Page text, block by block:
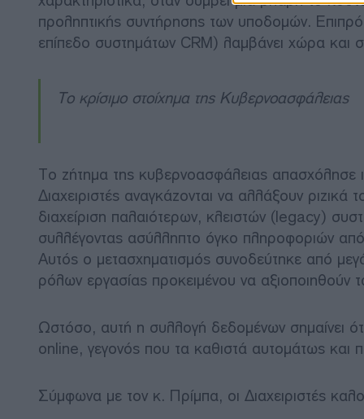
προληπτικής συντήρησης των υποδομών.
επίπεδο συστημάτων CRM) λαμβάνει χώρα και
Το κρίσιμο στοίχημα της Κυβερνοασφάλειας
Το ζήτημα της κυβερνοασφάλειας απασχόλησε
Διαχειριστές αναγκάζονται να αλλάξουν ριζικά
διαχείριση παλαιότερων, κλειστών (legacy)
συλλέγοντας ασύλληπτο όγκο πληροφοριών
Αυτός ο μετασχηματισμός συνοδεύτηκε από
ρόλων εργασίας προκειμένου να αξιοποιηθούν
Ωστόσο, αυτή η συλλογή δεδομένων σημαίνει
online, γεγονός που τα καθιστά αυτομάτως και
Σύμφωνα με τον κ. Πρίμπα, οι Διαχειριστές